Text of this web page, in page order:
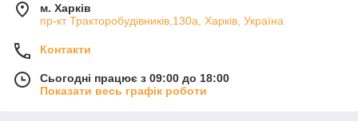
м. Харків
пр-кт Тракторобудівників,130а, Харків, Україна
Контакти
Сьогодні працює з 09:00 до 18:00
Показати весь графік роботи